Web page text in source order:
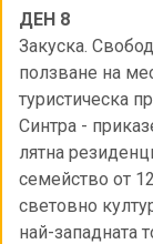
ДЕН 8
Закуска.
ползване на
туристическа
Синтра -
лятна
семейство от
световно
най-западната